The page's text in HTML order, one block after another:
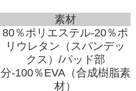
素材
80％ポリエステル-20％ポ
リウレタン（スパンデッ
クス）/パッド部
分-100％EVA（合成樹脂素
材）